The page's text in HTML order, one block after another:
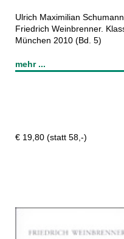
Ulrich Maximilian
Friedrich Weinbrenner.
München 2010 (Bd. 5)
mehr ...
€ 19,80 (statt 58,-)